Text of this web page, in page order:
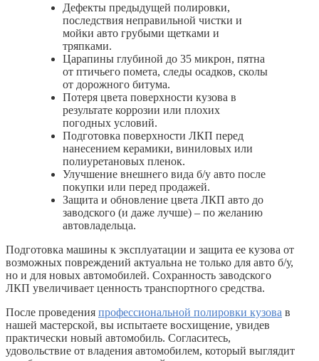
Дефекты предыдущей полировки,
последствия неправильной чистки и
мойки авто грубыми щетками и
тряпками.
Царапины глубиной до 35 микрон, пятна
от птичьего помета, следы осадков, сколы
от дорожного битума.
Потеря цвета поверхности кузова в
результате коррозии или плохих
погодных условий.
Подготовка поверхности ЛКП перед
нанесением керамики, виниловых или
полиуретановых пленок.
Улучшение внешнего вида б/у авто после
покупки или перед продажей.
Защита и обновление цвета ЛКП авто до
заводского (и даже лучше) – по желанию
автовладельца.
Подготовка машины к эксплуатации и защита ее кузова от
возможных повреждений актуальна не только для авто б/у,
но и для новых автомобилей. Сохранность заводского
ЛКП увеличивает ценность транспортного средства.
После проведения профессиональной полировки кузова в
нашей мастерской, вы испытаете восхищение, увидев
практически новый автомобиль. Согласитесь,
удовольствие от владения автомобилем, который выглядит